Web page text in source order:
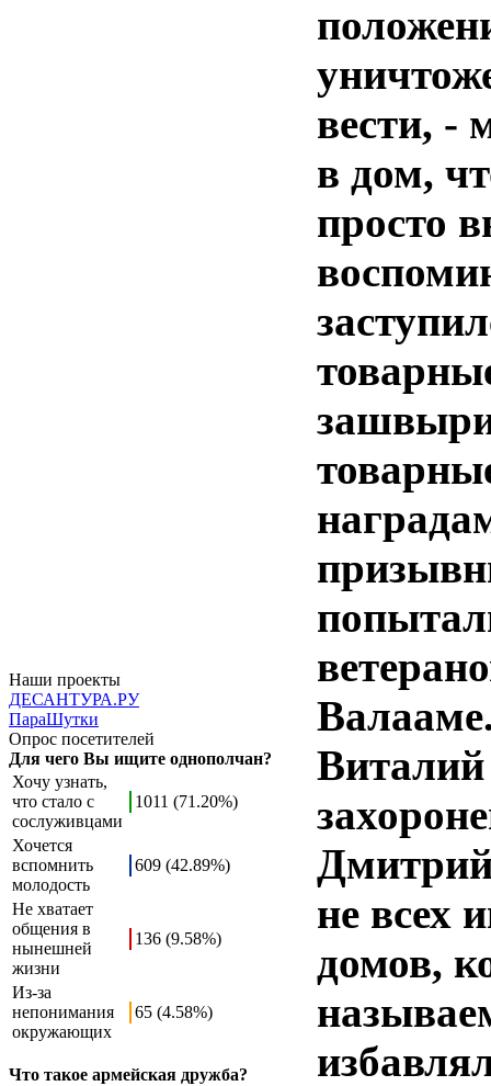
Наши проекты
ДЕСАНТУРА.РУ
ПараШутки
Опрос посетителей
Для чего Вы ищите однополчан?
Хочу узнать,
что стало с
сослуживцами
1011 (71.20%)
Хочется
вспомнить
молодость
609 (42.89%)
Не хватает
общения в
нынешней
жизни
136 (9.58%)
Из-за
непонимания
окружающих
65 (4.58%)
Что такое армейская дружба?
вести, -
в дом,
просто
не всех
домов,